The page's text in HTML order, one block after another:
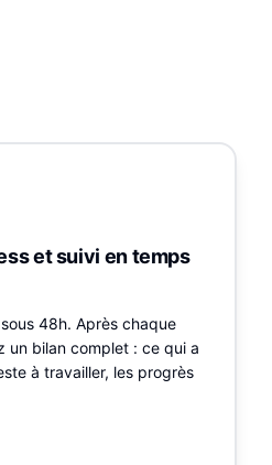
et suivi en temps
48h. Après chaque
un bilan complet : ce qui a
à travailler, les progrès